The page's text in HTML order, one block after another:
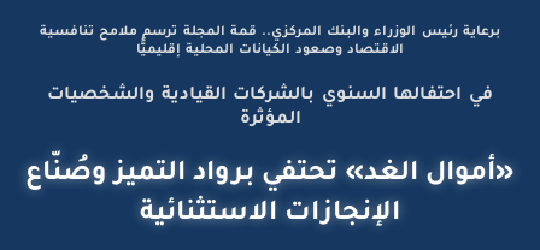
برعاية رئيس الوزراء والبنك المركزي.. قمة المجلة ترسم ملامح تنافسية
الاقتصاد وصعود الكيانات المحلية إقليميًّا
في احتفالها السنوي بالشركات القيادية والشخصيات
المؤثرة
«أموال الغد» تحتفي برواد التميز وصُنّاع
الإنجازات الاستثنائية